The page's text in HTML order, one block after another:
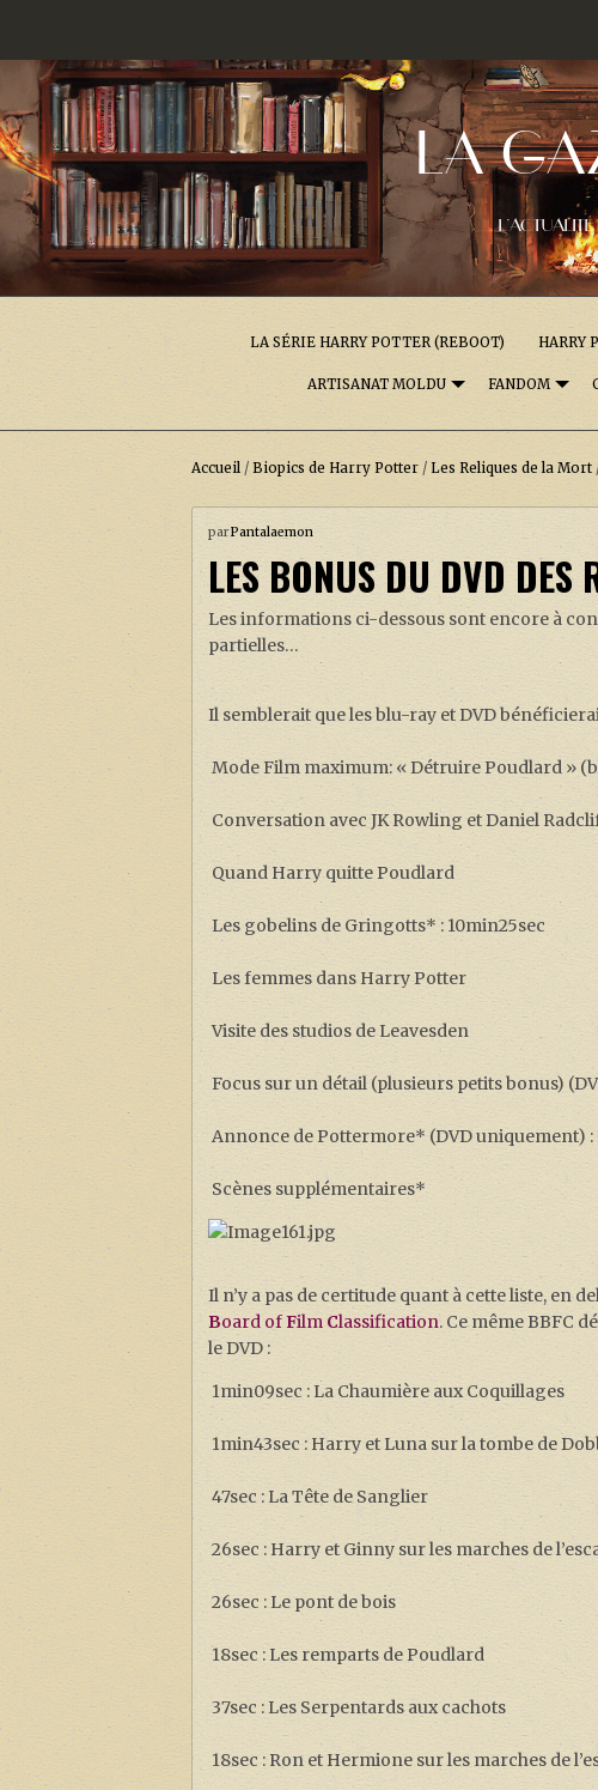
LA
LA SÉRIE HARRY POTTER (REBOOT) HARRY
ARTISANAT MOLDU FANDOM
Accueil /Biopics de Harry Potter /Les Reliques de la Mort
parPantalaemon
LES BONUS DU DVD DES
Les informations ci-dessous sont encore à
partielles…
Il semblerait que les blu-ray et DVD
Mode Film maximum: « Détruire Poudlard »
Conversation avec JK Rowling et Daniel
Quand Harry quitte Poudlard
Les gobelins de Gringotts* : 10min25sec
Les femmes dans Harry Potter
Visite des studios de Leavesden
Focus sur un détail (plusieurs petits bonus)
Annonce de Pottermore* (DVD uniquement) :
Scènes supplémentaires*
Il n’y a pas de certitude quant à cette liste, en
Board ofFilm Classification. Ce même BBFC
le DVD :
1min09sec : La Chaumière aux Coquillages
1min43sec : Harry et Luna sur la tombe de
47sec : La Tête de Sanglier
26sec : Harry et Ginny sur les marches de
26sec : Le pont de bois
18sec : Les remparts de Poudlard
37sec : Les Serpentards aux cachots
18sec : Ron et Hermione sur les marches de